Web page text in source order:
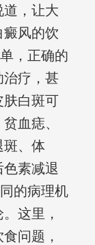
，让大
癜风的饮
，正确的
治疗，甚
肤白斑可
血痣、
斑、体
素减退
的病理机
这里，
问题，